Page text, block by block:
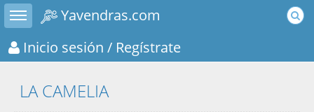
Toggle sidebar
Yavendras.com
Inicio sesión / Regístrate
LA CAMELIA